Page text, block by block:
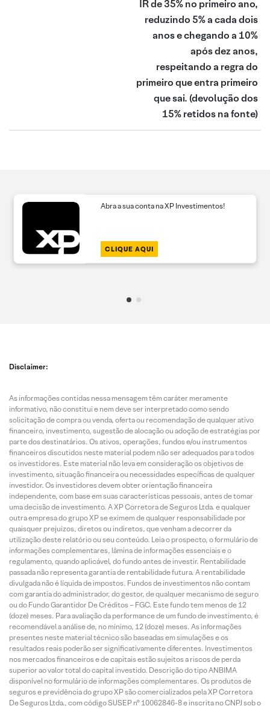
IR de 35% no primeiro ano,
reduzindo 5% a cada dois
anos e chegando a 10%
após dez anos,
respeitando a regra do
primeiro que entra primeiro
que sai. (devolução dos
15% retidos na fonte)
Abra a sua conta na XP Investimentos!
CLIQUE AQUI
Disclaimer:
As informações contidas nessa mensagem têm caráter meramente
informativo, não constitui e nem deve ser interpretado como sendo
solicitação de compra ou venda, oferta ou recomendação de qualquer ativo
financeiro, investimento, sugestão de alocação ou adoção de estratégias por
parte dos destinatários. Os ativos, operações, fundos e/ou instrumentos
financeiros discutidos neste material podem não ser adequados para todos
os investidores. Este material não leva em consideração os objetivos de
investimento, situação financeira ou necessidades específicas de qualquer
investidor. Os investidores devem obter orientação financeira
independente, com base em suas características pessoais, antes de tomar
uma decisão de investimento. A XP Corretora de Seguros Ltda. e qualquer
outra empresa do grupo XP se eximem de qualquer responsabilidade por
quaisquer prejuízos, diretos ou indiretos, que venham a decorrer da
utilização deste relatório ou seu conteúdo. Leia o prospecto, o formulário de
informações complementares, lâmina de informações essenciais e o
regulamento, quando aplicável, do fundo antes de investir. Rentabilidade
passada não representa garantia de rentabilidade futura. A rentabilidade
divulgada não é líquida de impostos. Fundos de investimentos não contam
com garantia do administrador, do gestor, de qualquer mecanismo de seguro
ou do Fundo Garantidor De Créditos – FGC. Este fundo tem menos de 12
(doze) meses. Para avaliação da performance de um fundo de investimento, é
recomendável a análise de, no mínimo, 12 (doze) meses. As informações
presentes neste material técnico são baseadas em simulações e os
resultados reais poderão ser significativamente diferentes. Investimentos
nos mercados financeiros e de capitais estão sujeitos a riscos de perda
superior ao valor total do capital investido. Descrição do tipo ANBIMA
disponível no formulário de informações complementares. Os produtos de
seguros e previdência do grupo XP são comercializados pela XP Corretora
De Seguros Ltda., com código SUSEP n° 10062846-8 e inscrita no CNPJ sob o